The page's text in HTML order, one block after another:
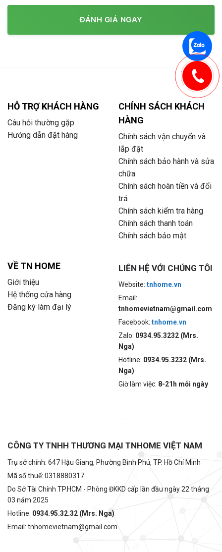
ĐÁNH GIÁ NGAY
HỖ TRỢ KHÁCH HÀNG
Câu hỏi thường gặp
Hướng dẫn đặt hàng
CHÍNH SÁCH KHÁCH
HÀNG
Chính sách vận chuyển và
lắp đặt
Chính sách bảo hành và sửa
chữa
Chính sách hoàn tiền và đổi
trả
Chính sách kiểm tra hàng
Chính sách thanh toán
Chính sách bảo mật
VỀ TN HOME
Giới thiệu
Hệ thống cửa hàng
Đăng ký làm đại lý
LIÊN HỆ VỚI CHÚNG TÔI
Website: tnhome.vn
Email:
tnhomevietnam@gmail.com
Facebook: tnhome.vn
Zalo: 0934.95.3232 (Mrs.
Nga)
Hotline: 0934.95.3232 (Mrs.
Nga)
Giờ làm việc: 8-21h mỗi ngày
CÔNG TY TNHH THƯƠNG MẠI TNHOME VIỆT NAM
Trụ sở chính: 647 Hậu Giang, Phường Bình Phú, TP. Hồ Chí Minh
Mã số thuế: 0318880317
Do Sở Tài Chính TP.HCM - Phòng ĐKKD cấp lần đầu ngày 22 tháng
03 năm 2025
Hotline: 0934.95.32.32 (Mrs. Nga)
Email: tnhomevietnam@gmail.com